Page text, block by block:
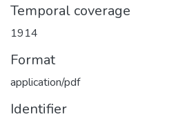
Temporal coverage
1914
Format
application/pdf
Identifier